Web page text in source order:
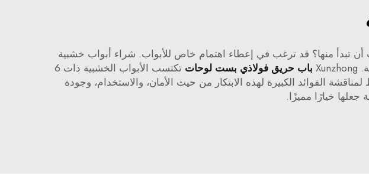
تبدأ منها؟ قد ترغب في إعطاء اهتمام خاص للأبواب. شراء أبواب خشبية
باب حريق فولاذي بست لوحات
تكتسب الأبواب الخشبية ذات 6
الفوائد الكبيرة لهذه الابتكار من حيث الأمان، والاستخدام، وجودة